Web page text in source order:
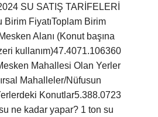
SU SATIŞ TARİFELERİ
Birim FiyatıToplam Birim
Alanı (Konut başına
kullanım)47.4071.106360
Mahallesi Olan Yerler
Mahalleler/Nüfusun
Konutlar5.388.0723
ne kadar yapar? 1 ton su